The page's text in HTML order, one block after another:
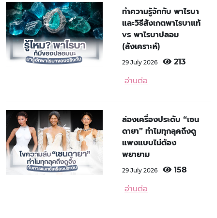
ทำความรู้จักกับ พาไรบา
และวิธีสังเกตพาไรบาแท้
vs พาไรบาปลอม
(สังเคราะห์)
29 July 2026 213
อ่านต่อ
ส่องเครื่องประดับ “เซน
ดายา” ทำไมทุกลุคถึงดู
แพงแบบไม่ต้อง
พยายาม
29 July 2026 158
อ่านต่อ